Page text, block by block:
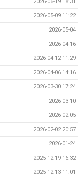
2026-06-19 18:31
2026-05-09 11:22
2026-05-04
2026-04-16
2026-04-12 11:29
2026-04-06 14:16
2026-03-30 17:24
2026-03-10
2026-02-05
2026-02-02 20:57
2026-01-24
2025-12-19 16:32
2025-12-13 11:01